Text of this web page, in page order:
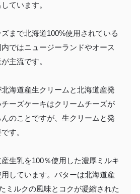
ています。
まで北海道100%使用されている
ではニュージーランドやオース
主流です。
海道産生クリームと北海道産発
ーズケーキはクリームチーズが
のことですが、生クリームと発
す。
生乳を100％使用した濃厚ミルキ
しています。バターは北海道産
ミルクの風味とコクが凝縮された